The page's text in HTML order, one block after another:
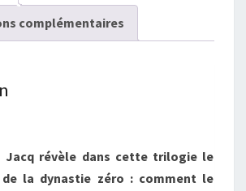
complémentaires
Jacq révèle dans cette trilogie le
de la dynastie zéro : comment le